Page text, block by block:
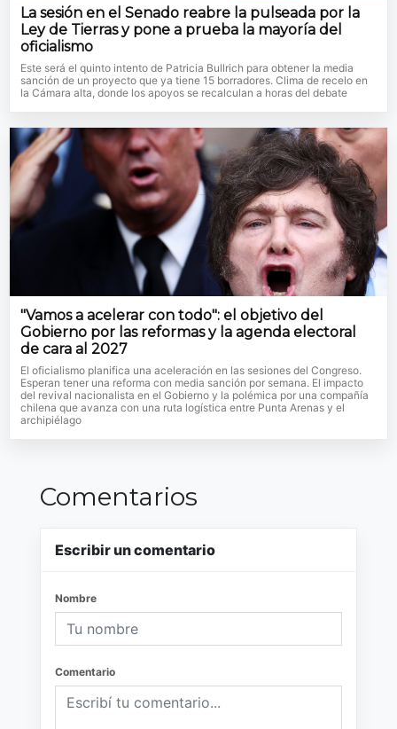
La sesión en el Senado reabre la pulseada por la
Ley de Tierras y pone a prueba la mayoría del
oficialismo
Este será el quinto intento de Patricia Bullrich para obtener la media
sanción de un proyecto que ya tiene 15 borradores. Clima de recelo en
la Cámara alta, donde los apoyos se recalculan a horas del debate
"Vamos a acelerar con todo": el objetivo del
Gobierno por las reformas y la agenda electoral
de cara al 2027
El oficialismo planifica una aceleración en las sesiones del Congreso.
Esperan tener una reforma con media sanción por semana. El impacto
del revival nacionalista en el Gobierno y la polémica por una compañía
chilena que avanza con una ruta logística entre Punta Arenas y el
archipiélago
Comentarios
Escribir un comentario
Nombre
Comentario